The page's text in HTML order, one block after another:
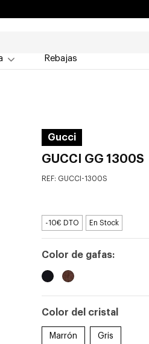
Rebajas
Gucci
GUCCI GG 1300S
REF: GUCCI-1300S
-10€ DTO En Stock
Color de gafas:
Color del cristal
Marrón Gris